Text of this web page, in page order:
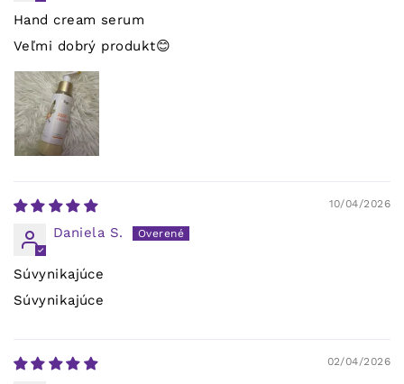
Hand cream serum
Veľmi dobrý produkt😊
10/04/2026
Daniela S.
Súvynikajúce
Súvynikajúce
02/04/2026